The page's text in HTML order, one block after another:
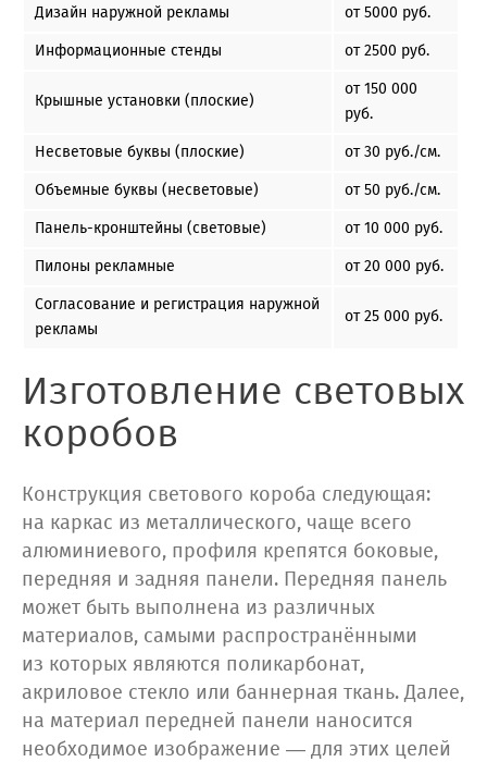
Дизайн наружной рекламы
от 5000 руб.
Информационные стенды
от 2500 руб.
Крышные установки (плоские)
от 150 000
руб.
Несветовые буквы (плоские)
от 30 руб./см.
Объемные буквы (несветовые)
от 50 руб./см.
Панель-кронштейны (световые)
от 10 000 руб.
Пилоны рекламные
от 20 000 руб.
Согласование и регистрация наружной
рекламы
от 25 000 руб.
Изготовление световых
коробов
Конструкция светового короба следующая:
на каркас из металлического, чаще всего
алюминиевого, профиля крепятся боковые,
передняя и задняя панели. Передняя панель
может быть выполнена из различных
материалов, самыми распространёнными
из которых являются поликарбонат,
акриловое стекло или баннерная ткань. Далее,
на материал передней панели наносится
необходимое изображение — для этих целей